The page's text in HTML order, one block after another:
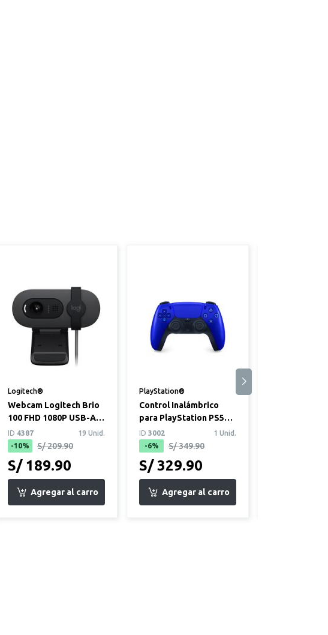
Logitech®
Webcam Logitech Brio
100 FHD 1080P USB-A
Negro
ID 4387
19 Unid.
-10%
S/ 209.90
S/ 189.90
PlayStation®
Control Inalámbrico
para PlayStation PS5
DualSense Azul Cobalto
ID 3002
1 Unid.
-6%
S/ 349.90
S/ 329.90